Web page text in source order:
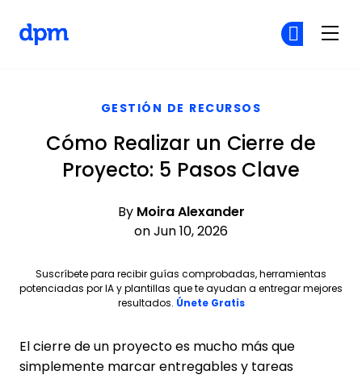
GESTIÓN DE RECURSOS
Cómo Realizar un Cierre de
Proyecto: 5 Pasos Clave
By Moira Alexander
on Jun 10, 2026
Suscríbete para recibir guías comprobadas, herramientas
potenciadas por IA y plantillas que te ayudan a entregar mejores
resultados. Únete GratisOpens new window
El cierre de un proyecto es mucho más que
simplemente marcar entregables y tareas